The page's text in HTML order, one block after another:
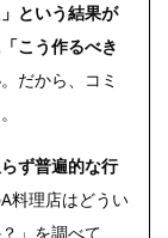
という結果が
こう作るべき
。だから、コミ
ず普遍的な行
料理店はどうい
」を調べて、